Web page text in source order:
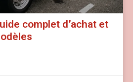
complet d’achat et